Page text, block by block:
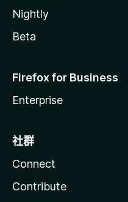
Nightly
Beta
Firefox for Business
Enterprise
社群
Connect
Contribute